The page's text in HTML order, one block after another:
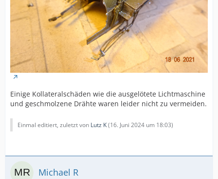
Einige Kollateralschäden wie die ausgelötete Lichtmaschine
und geschmolzene Drähte waren leider nicht zu vermeiden.
Einmal editiert, zuletzt von Lutz K(16. Juni 2024 um 18:03)
Michael R